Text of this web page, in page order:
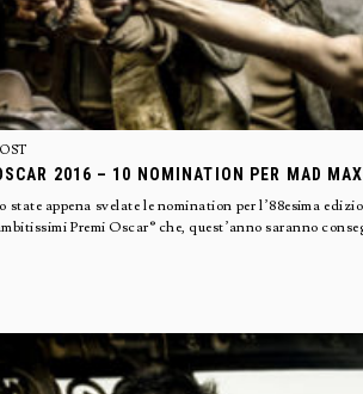
2016 – 10 NOMINATION PER MAD
state appena svelate le nomination per l’88esima
Premi Oscar® che, quest’anno saranno